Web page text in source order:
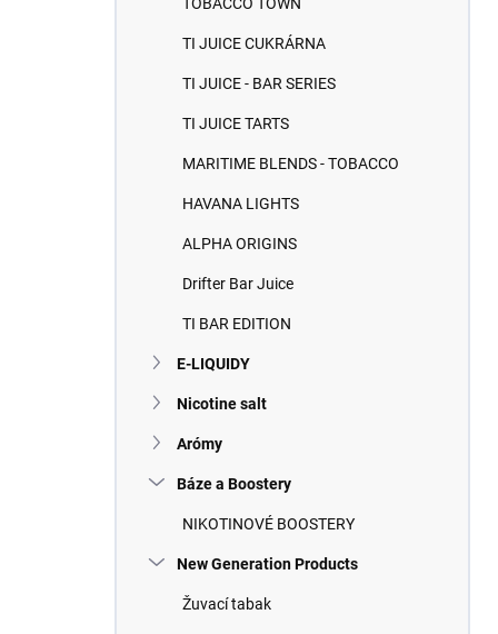
TI JUICE CUKRÁRNA
TI JUICE - BAR SERIES
TI JUICE TARTS
MARITIME BLENDS - TOBACCO
HAVANA LIGHTS
ALPHA ORIGINS
Drifter Bar Juice
TI BAR EDITION
E-LIQUIDY
Nicotine salt
Arómy
Báze a Boostery
NIKOTINOVÉ BOOSTERY
New Generation Products
Žuvací tabak